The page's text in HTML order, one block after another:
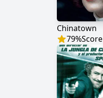
Chinatown
79%Score